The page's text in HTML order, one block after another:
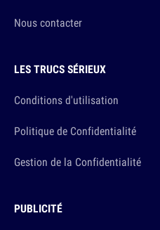
Nous contacter
LES TRUCS SÉRIEUX
Conditions d'utilisation
Politique de Confidentialité
Gestion de la Confidentialité
PUBLICITÉ